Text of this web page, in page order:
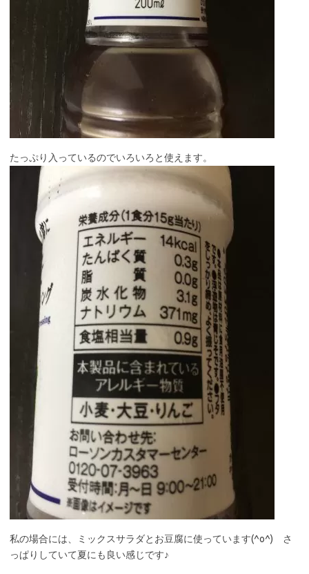
たっぷり入っているのでいろいろと使えます。
私の場合には、ミックスサラダとお豆腐に使っています(^o^) さ
っぱりしていて夏にも良い感じです♪